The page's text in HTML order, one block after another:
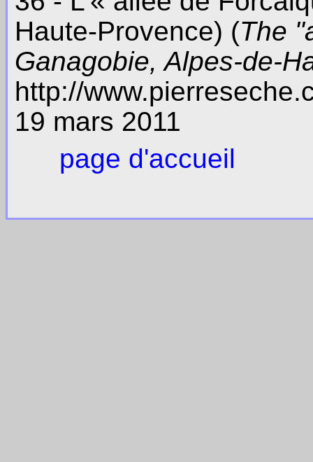
Haute-Provence) (The
Ganagobie, Alpes-de-
http://
19 mars 2011
page d'accueil